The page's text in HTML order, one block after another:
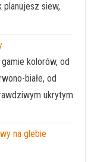
planujesz siew,
kolorów, od
białe, od
ukrytym
na glebie